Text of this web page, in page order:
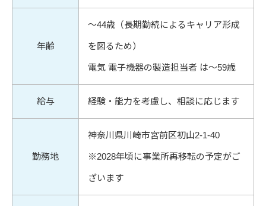
年齢
～44歳（長期勤続によるキャリア形成
を図るため）
電気 電子機器の製造担当者 は～59歳
給与 経験・能力を考慮し、相談に応じます
勤務地
神奈川県川崎市宮前区初山2-1-40
※2028年頃に事業所再移転の予定がご
ざいます